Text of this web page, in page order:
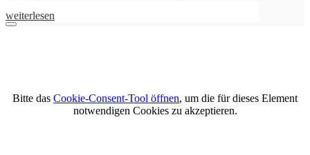
Bitte das Cookie-Consent-Tool öffnen, um die für dieses Element
notwendigen Cookies zu akzeptieren.